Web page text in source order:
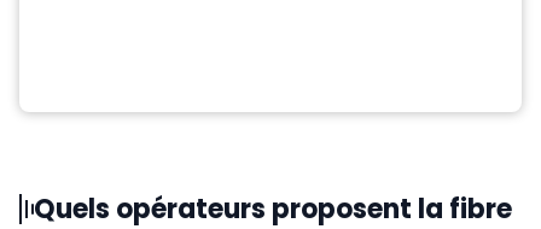
Quels opérateurs proposent la fibre